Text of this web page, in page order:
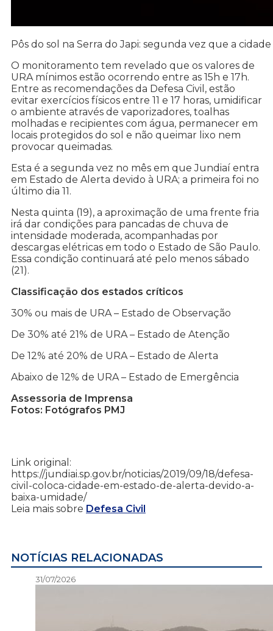
Pôs do sol na Serra do Japi: segunda vez que a
O monitoramento tem revelado que os valores de
URA mínimos estão ocorrendo entre as 15h e 17h.
Entre as recomendações da Defesa Civil, estão
evitar exercícios físicos entre 11 e 17 horas, umidificar
o ambiente através de vaporizadores, toalhas
molhadas e recipientes com água, permanecer em
locais protegidos do sol e não queimar lixo nem
provocar queimadas.
Esta é a segunda vez no mês em que Jundiaí entra
em Estado de Alerta devido à URA; a primeira foi no
último dia 11.
Nesta quinta (19), a aproximação de uma frente fria
irá dar condições para pancadas de chuva de
intensidade moderada, acompanhadas por
descargas elétricas em todo o Estado de São Paulo.
Essa condição continuará até pelo menos sábado
(21).
Classificação dos estados críticos
30% ou mais de URA – Estado de Observação
De 30% até 21% de URA – Estado de Atenção
De 12% até 20% de URA – Estado de Alerta
Abaixo de 12% de URA – Estado de Emergência
Assessoria de Imprensa
Fotos: Fotógrafos PMJ
Link original:
https://jundiai.sp.gov.br/noticias/2019/09/18/defesa-
civil-coloca-cidade-em-estado-de-alerta-devido-a-
baixa-umidade/
Leia mais sobre Defesa Civil
NOTÍCIAS RELACIONADAS
31/07/2026